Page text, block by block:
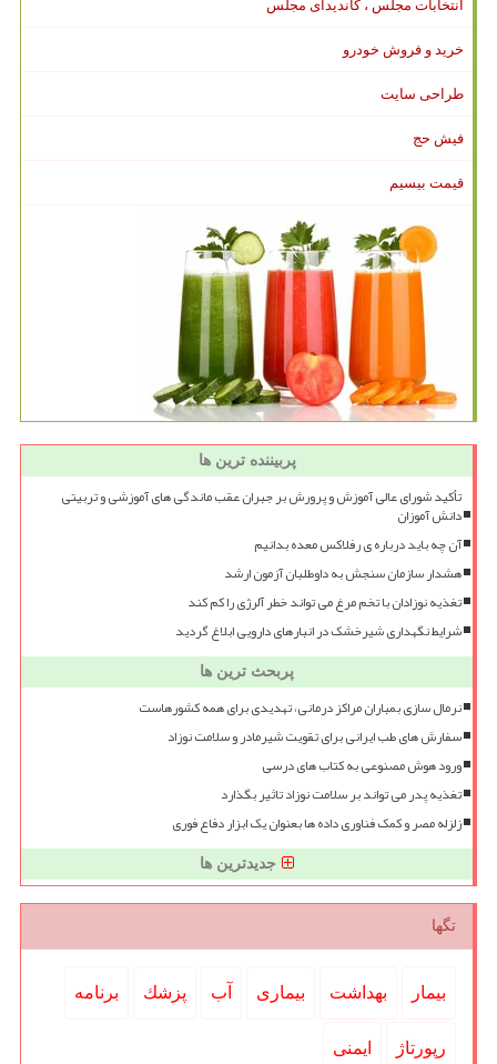
انتخابات مجلس ، کاندیدای مجلس
خرید و فروش خودرو
طراحی سایت
فیش حج
قیمت بیسیم
پربیننده ترین ها
تأکید شورای عالی آموزش و پرورش بر جبران عقب ماندگی های آموزشی و تربیتی
دانش آموزان
آن چه باید درباره ی رفلاکس معده بدانیم
هشدار سازمان سنجش به داوطلبان آزمون ارشد
تغذیه نوزادان با تخم مرغ می تواند خطر آلرژی را کم کند
شرایط نگهداری شیرخشک در انبارهای دارویی ابلاغ گردید
پربحث ترین ها
نرمال سازی بمباران مراکز درمانی، تهدیدی برای همه کشورهاست
سفارش های طب ایرانی برای تقویت شیرمادر و سلامت نوزاد
ورود هوش مصنوعی به کتاب های درسی
تغذیه پدر می تواند بر سلامت نوزاد تاثیر بگذارد
زلزله مصر و کمک فناوری داده ها بعنوان یک ابزار دفاع فوری
جدیدترین ها
تگها
بیمار بهداشت بیماری آب پزشك برنامه
رپورتاژ ایمنی